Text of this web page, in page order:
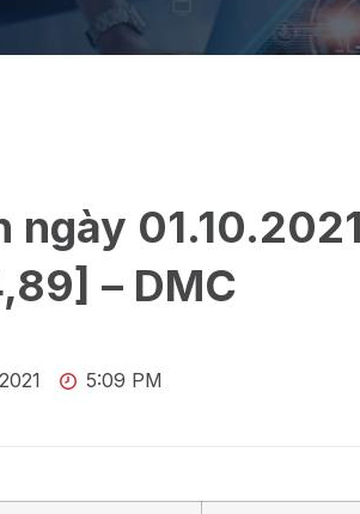
ngày
– DMC
5:09 PM